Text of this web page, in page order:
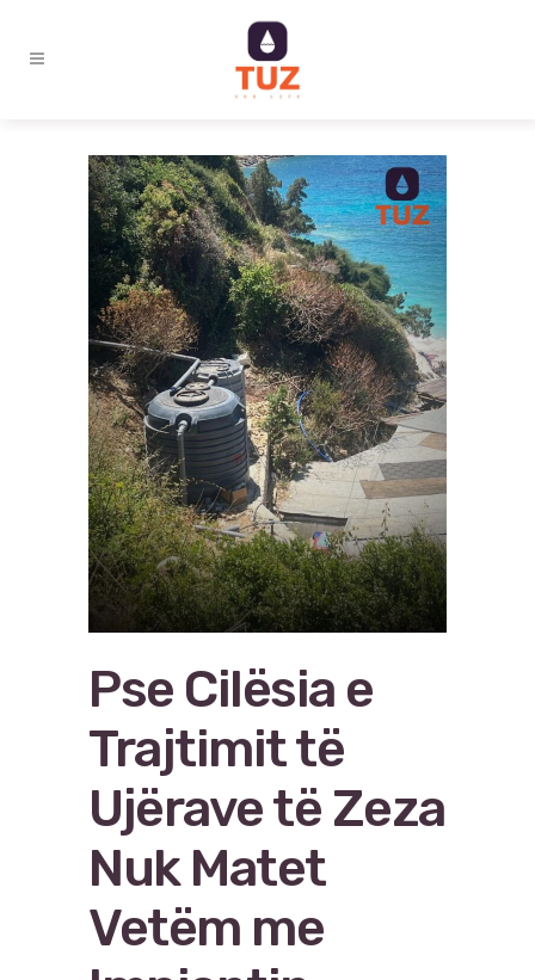
Pse Cilësia e
Trajtimit të
Ujërave të Zeza
Nuk Matet
Vetëm me